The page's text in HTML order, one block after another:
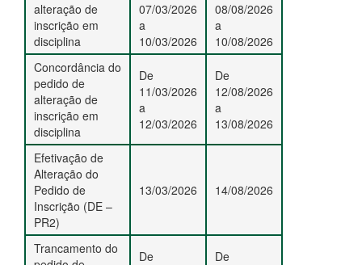
alteração de
inscrição em
disciplina
07/03/2026
a
10/03/2026
08/08/2026
a
10/08/2026
Concordância do
pedido de
alteração de
inscrição em
disciplina
De
11/03/2026
a
12/03/2026
De
12/08/2026
a
13/08/2026
Efetivação de
Alteração do
Pedido de
Inscrição (DE –
PR2)
13/03/2026 14/08/2026
Trancamento do
De
De